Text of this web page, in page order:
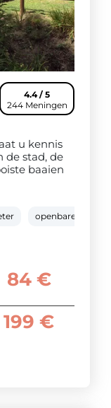
4.4 / 5
244 Meningen
u kennis
de stad, de
baaien
openbare rivier
84 €
199 €